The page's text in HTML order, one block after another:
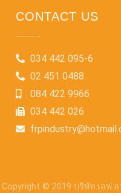
CONTACT US
034 442 095-6
02 451 0488
084 422 9966
034 442 026
Copyright © 2019 บริษัท เอฟ.